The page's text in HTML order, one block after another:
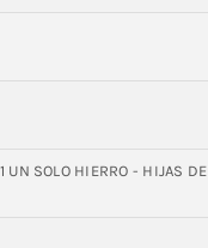
UN SOLO HIERRO - HIJAS DE